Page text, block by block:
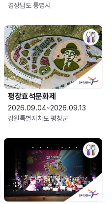
경상남도 통영시
평창효석문화제
2026.09.04~2026.09.13
강원특별자치도 평창군